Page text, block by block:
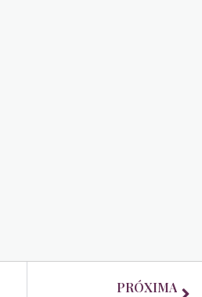
PRÓXIMA